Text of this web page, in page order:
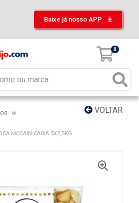
Baixe já nosso APP
0
VOLTAR
MCCAIN CAIXA 5X2,5KG